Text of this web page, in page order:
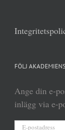
FÖLJ
Ange din e-
inlägg via e-